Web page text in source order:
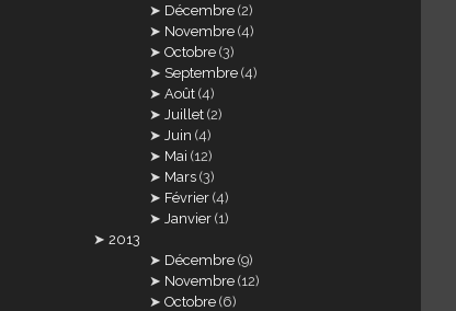
Décembre (2)
Novembre (4)
Octobre (3)
Septembre (4)
Août (4)
Juillet (2)
Juin (4)
Mai (12)
Mars (3)
Février (4)
Janvier (1)
2013
Décembre (9)
Novembre (12)
Octobre (6)